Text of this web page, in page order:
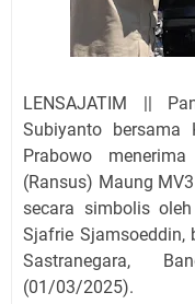
LENSAJATIM ||
Subiyanto
Prabowo
(Ransus) Maung
secara simbolis
Sjafrie Sjamsoeddin,
Sastranegara,
(01/03/2025).